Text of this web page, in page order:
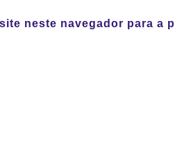
neste navegador para a